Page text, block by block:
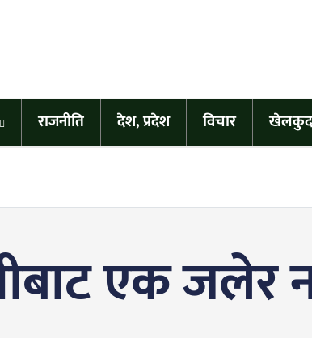
राजनीति देश, प्रदेश विचार खेलकुद
एक जलेर